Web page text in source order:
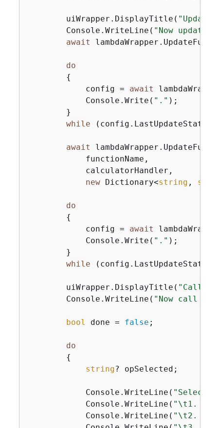
        uiWrapper.DisplayTitle(
        Console.WriteLine(
"Now update
await
do
{
            config =
await
            Console.Write(
"." );
        }
while (config.LastUpdateStatus
await
            functionName,
            calculatorHandler,
new Dictionary<string ,
do
{
            config =
await
            Console.Write(
"." );
        }
while (config.LastUpdateStatus
        uiWrapper.DisplayTitle(
"Call
        Console.WriteLine(
"Now call
bool done = false ;
do
{
string? opSelected;
            Console.WriteLine(
"Select
            Console.WriteLine(
"\t1.
            Console.WriteLine(
"\t2.